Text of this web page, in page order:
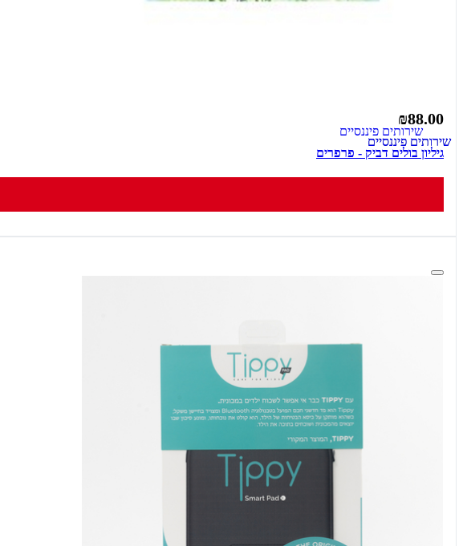
₪88.00
גיליון בולים דביק - פרפרים